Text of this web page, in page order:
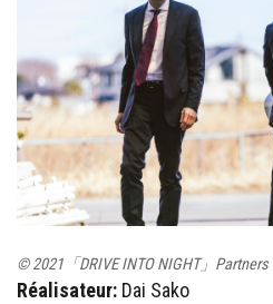
© 2021「DRIVE INTO NIGHT」Partners
Réalisateur: Dai Sako